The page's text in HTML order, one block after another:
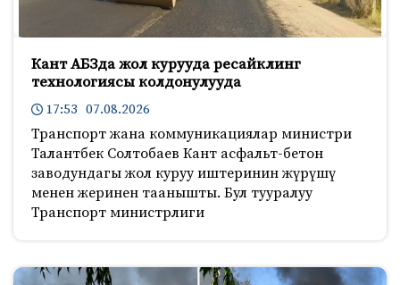
Кант АБЗда жол курууда ресайклинг
технологиясы колдонулууда
17:53 07.08.2026
Транспорт жана коммуникациялар министри
Талантбек Солтобаев Кант асфальт-бетон
заводундагы жол куруу иштеринин жүрүшү
менен жеринен таанышты. Бул тууралуу
Транспорт министрлиги